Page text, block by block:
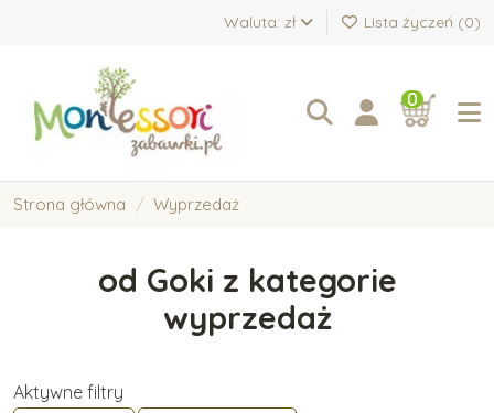
Waluta: zł Lista życzeń (0)
0
Strona główna Wyprzedaż
od Goki z kategorie
wyprzedaż
Aktywne filtry